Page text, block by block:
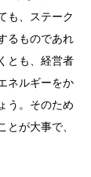
も、ステーク
るものであれ
とも、経営者
ネルギーをか
う。そのため
とが大事で、